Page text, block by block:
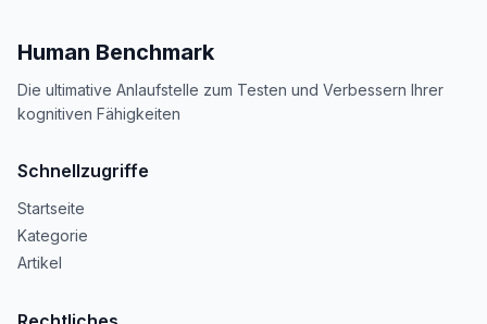
Human Benchmark
Die ultimative Anlaufstelle zum Testen und Verbessern Ihrer
kognitiven Fähigkeiten
Schnellzugriffe
Startseite
Kategorie
Artikel